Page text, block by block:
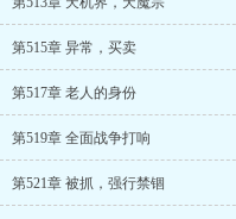
第515章 异常，买卖
第517章 老人的身份
第519章 全面战争打响
第521章 被抓，强行禁锢